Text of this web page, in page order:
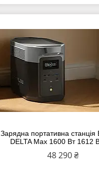
Зарядна портативна станція
DELTA Max 1600 Вт 1612
48 290 ₴